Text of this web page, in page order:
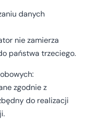
danych
nie zamierza
państwa trzeciego.
zgodnie z
do realizacji